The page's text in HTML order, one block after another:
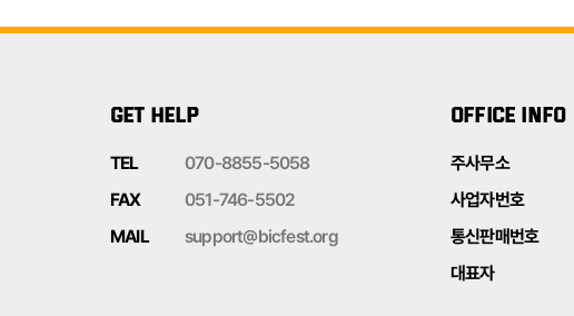
GET HELP
TEL
070-8855-5058
FAX
051-746-5502
MAIL
support@bicfest.org
OFFICE INFO
주사무소
사업자번호
통신판매번호
대표자